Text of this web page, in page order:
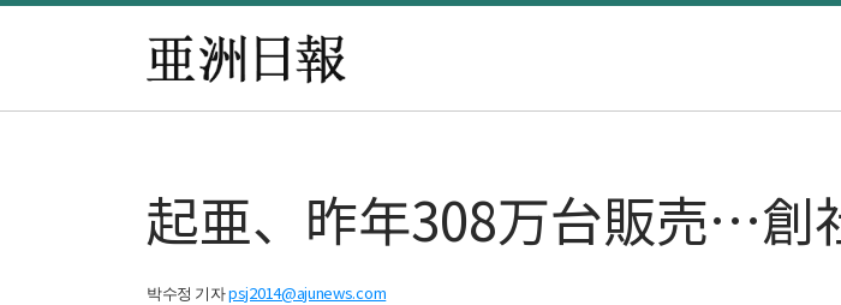
起亜、昨年308万台販売…創
박수정 기자psj2014@ajunews.com